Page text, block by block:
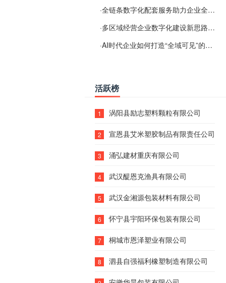
·全链条数字化配套服务助力企业全域线上经营
·多区域经营企业数字化建设新思路：多端载体与地域检索一体化落地思路分享
·AI时代企业如何打造“全域可见”的数字资产？梓彤超越给出新解法
活跃榜
1 涡阳县励志塑料颗粒有限公司
2 宣恩县艾米塑胶制品有限责任公司
3 涌弘建材重庆有限公司
4 武汉醍恩克渔具有限公司
5 武汉金湘源包装材料有限公司
6 怀宁县宇阳环保包装有限公司
7 桐城市恩泽塑业有限公司
8 泗县自强福利橡塑制造有限公司